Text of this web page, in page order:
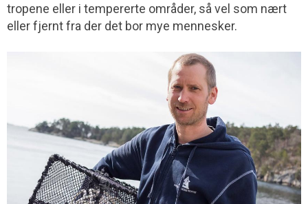
tropene eller i tempererte områder, så vel som nært
eller fjernt fra der det bor mye mennesker.